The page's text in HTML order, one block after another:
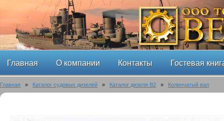
Главная О компании Контакты Гостевая
Главная » Каталог судовых дизелей » Каталог дизеля B2 » Коленчатый вал